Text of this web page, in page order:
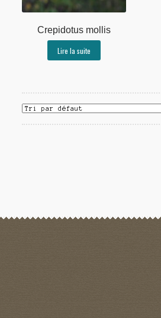
Crepidotus mollis
Lire la suite